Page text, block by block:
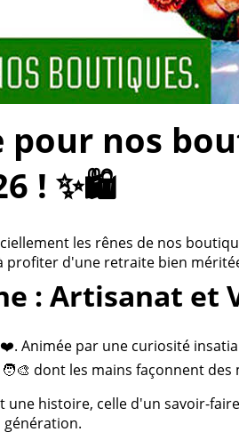
nos
! ✨🛍️
les rênes de nos
profiter d'une retraite bien
: Artisanat et
Animée par une curiosité
dont les mains façonnent des
une histoire, celle d'un savoir-
génération.